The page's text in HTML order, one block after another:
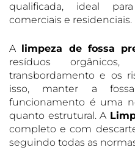
qualificada, ideal
comerciais e residenciais.
A limpeza de fossa
resíduos
transbordamento e os
isso, manter a
funcionamento é uma
quanto estrutural. A
completo e com
seguindo todas as